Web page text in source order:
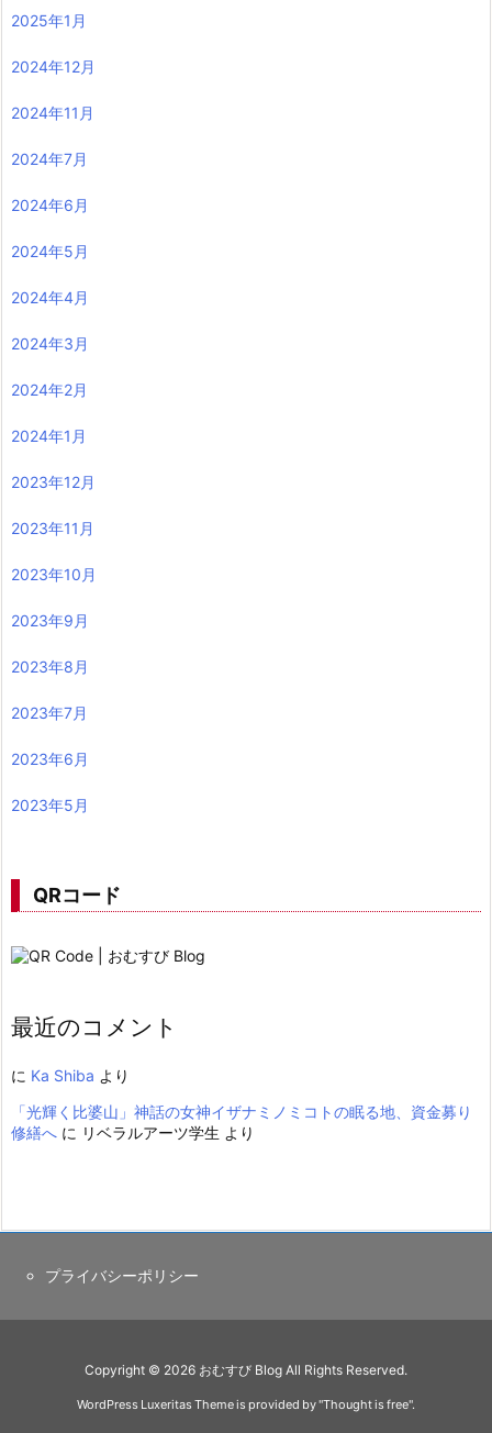
2025年1月
2024年12月
2024年11月
2024年7月
2024年6月
2024年5月
2024年4月
2024年3月
2024年2月
2024年1月
2023年12月
2023年11月
2023年10月
2023年9月
2023年8月
2023年7月
2023年6月
2023年5月
QRコード
最近のコメント
に Ka Shiba より
「光輝く比婆山」神話の女神イザナミノミコトの眠る地、資金募り
修繕へ に リベラルアーツ学生 より
プライバシーポリシー
Copyright © 2026 おむすび Blog All Rights Reserved.
WordPress Luxeritas Theme is provided by "Thought is free".